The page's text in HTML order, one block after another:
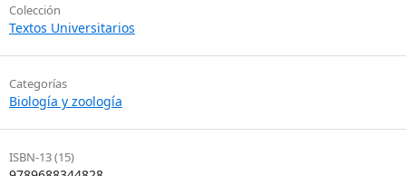
Colección
Textos Universitarios
Categorías
Biología y zoología
ISBN-13 (15)